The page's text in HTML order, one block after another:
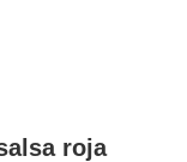
roja